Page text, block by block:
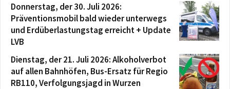
Donnerstag, der 30. Juli 2026:
Präventionsmobil bald wieder unterwegs
und Erdüberlastungstag erreicht + Update
LVB
Dienstag, der 21. Juli 2026: Alkoholverbot
auf allen Bahnhöfen, Bus-Ersatz für Regio
RB110, Verfolgungsjagd in Wurzen